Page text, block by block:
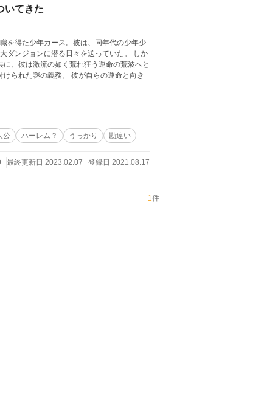
いてきた
を得た少年カース。彼は、同年代の少年少
ジョンに潜る日々を送っていた。 しか
られた謎の義務。 彼が自らの運命と向き
公 ハーレム？ うっかり 勘違い
最終更新日 2023.02.07 登録日 2021.08.17
1件